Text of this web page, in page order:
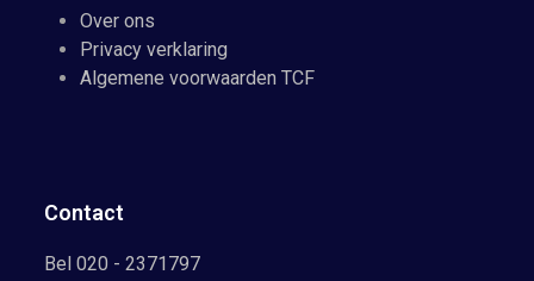
Over ons
Privacy verklaring
Algemene voorwaarden TCF
Contact
Bel 020 - 2371797